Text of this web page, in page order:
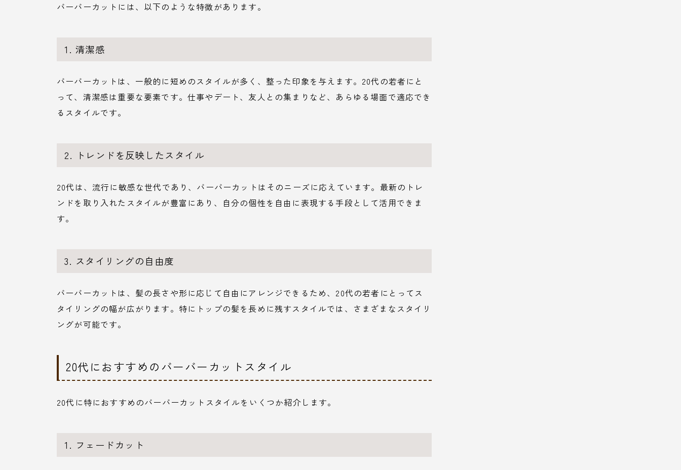
バーバーカットには、以下のような特徴があります。
1. 清潔感
バーバーカットは、一般的に短めのスタイルが多く、整った印象を与えます。20代の若者にと
って、清潔感は重要な要素です。仕事やデート、友人との集まりなど、あらゆる場面で適応でき
るスタイルです。
2. トレンドを反映したスタイル
20代は、流行に敏感な世代であり、バーバーカットはそのニーズに応えています。最新のトレ
ンドを取り入れたスタイルが豊富にあり、自分の個性を自由に表現する手段として活用できま
す。
3. スタイリングの自由度
バーバーカットは、髪の長さや形に応じて自由にアレンジできるため、20代の若者にとってス
タイリングの幅が広がります。特にトップの髪を長めに残すスタイルでは、さまざまなスタイリ
ングが可能です。
20代におすすめのバーバーカットスタイル
20代に特におすすめのバーバーカットスタイルをいくつか紹介します。
1. フェードカット